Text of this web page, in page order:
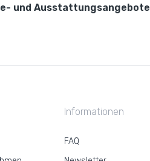
und Ausstattungsangebote
Informationen
FAQ